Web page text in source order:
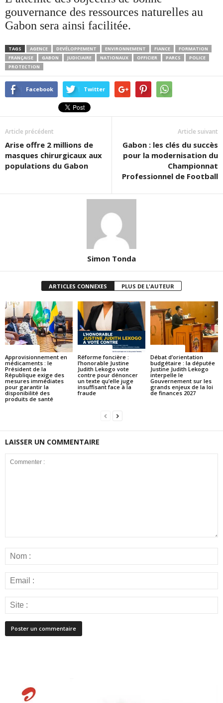
gouvernance des ressources naturelles au
Gabon sera ainsi facilitée.
TAGS AGENCE DEVÉLOPPEMENT ENVIRONNEMENT FIANCE
FORMATION
FRANÇAISE
GABON JUDICIAIRE NATIONAUX OFFICIER PARCS
POLICE
PROTECTION
Facebook Twitter
Article précédent
Arise offre 2 millions de
masques chirurgicaux aux
populations du Gabon
Article suivant
Gabon : les clés du succès
pour la modernisation du
Championnat
Professionnel de Football
Simon Tonda
ARTICLES CONNEXES PLUS DE L'AUTEUR
Approvisionnement en
médicaments : le
Président de la
République exige des
mesures immédiates
pour garantir la
disponibilité des
produits de santé
Réforme foncière :
l’honorable Justine
Judith Lekogo vote
contre pour dénoncer
un texte qu’elle juge
insuffisant face à la
fraude
Débat d’orientation
budgétaire : la députée
Justine Judith Lekogo
interpelle le
Gouvernement sur les
grands enjeux de la loi
de finances 2027
LAISSER UN COMMENTAIRE